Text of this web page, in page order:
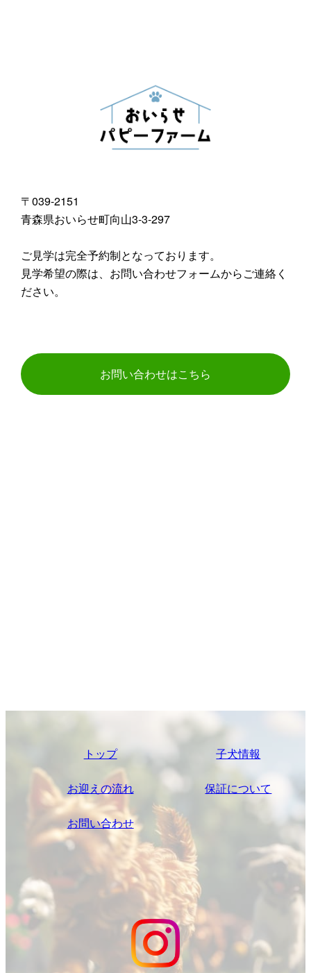
〒039-2151
青森県おいらせ町向山3-3-297
ご見学は完全予約制となっております。
見学希望の際は、お問い合わせフォームからご連絡く
ださい。
お問い合わせはこちら
トップ 子犬情報
お迎えの流れ 保証について
お問い合わせ